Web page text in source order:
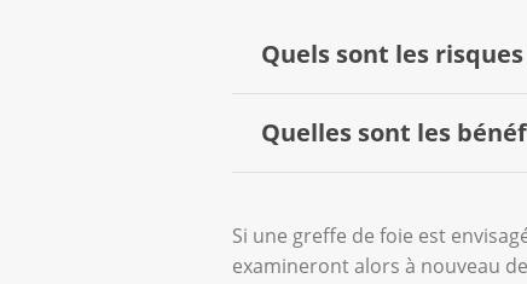
Quels sont les
La transplantation
durer.
Quelles sont les
La transplantation permet :
Si une greffe de foie est
examineront alors à nouveau